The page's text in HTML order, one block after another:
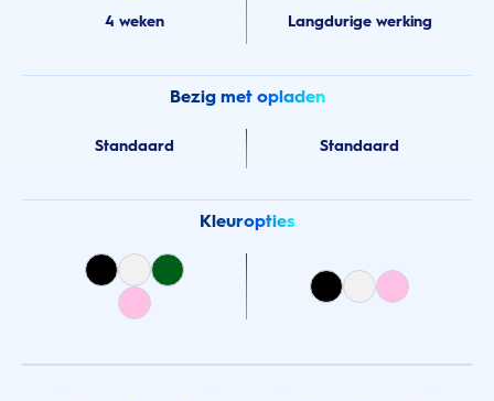
4 weken Langdurige werking
Bezig met opladen
Standaard Standaard
Kleuropties